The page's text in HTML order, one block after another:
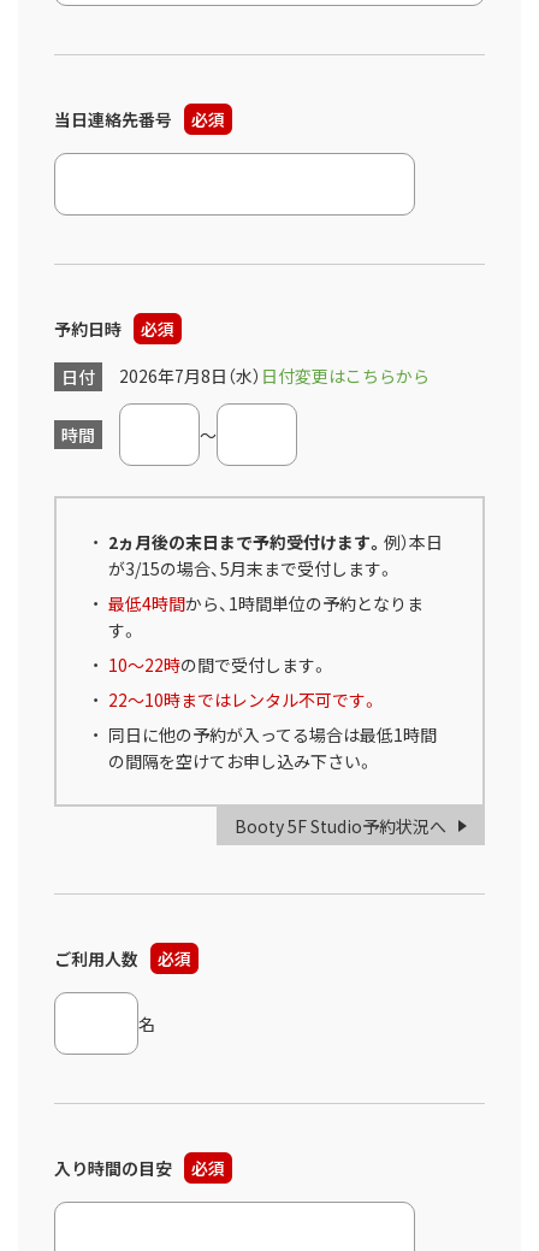
当日連絡先番号 必須
予約日時
必須
日付
2026年7月8日（水） 日付変更はこちらから
時間 ～
2ヵ月後の末日まで予約受付けます。 例）本日
が3/15の場合、5月末まで受付します。
最低4時間から、1時間単位の予約となりま
す。
10～22時の間で受付します。
22～10時まではレンタル不可です。
同日に他の予約が入ってる場合は最低1時間
の間隔を空けてお申し込み下さい。
Booty 5F Studio予約状況へ
ご利用人数 必須
名
入り時間の目安 必須